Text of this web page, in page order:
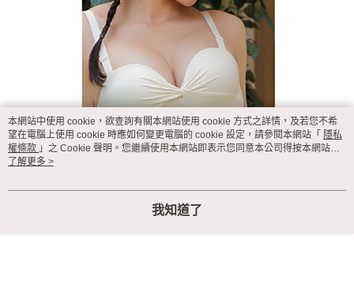
本網站中使用 cookie，欲查詢有關本網站使用 cookie 方式之詳情，及若您不希
望在電腦上使用 cookie 時應如何變更電腦的 cookie 設定，請參閱本網站「 隱私
權條款 」之 Cookie 聲明。您繼續使用本網站即表示您同意本公司得按本網站使
用條款之 Cookie 聲明使用 cookie。
了解更多 >
我知道了